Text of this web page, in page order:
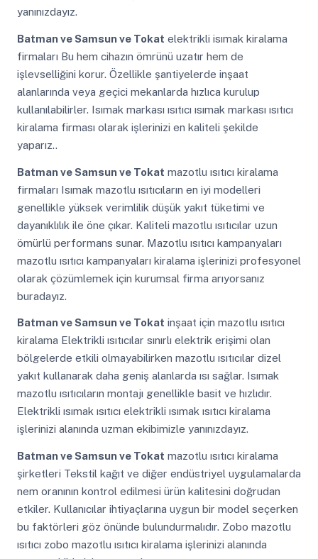
yanınızdayız.
Batman ve Samsun ve Tokat elektrikli isımak kiralama
firmaları Bu hem cihazın ömrünü uzatır hem de
işlevselliğini korur. Özellikle şantiyelerde inşaat
alanlarında veya geçici mekanlarda hızlıca kurulup
kullanılabilirler. Isımak markası ısıtıcı ısımak markası ısıtıcı
kiralama firması olarak işlerinizi en kaliteli şekilde
yaparız..
Batman ve Samsun ve Tokat mazotlu ısıtıcı kiralama
firmaları Isımak mazotlu ısıtıcıların en iyi modelleri
genellikle yüksek verimlilik düşük yakıt tüketimi ve
dayanıklılık ile öne çıkar. Kaliteli mazotlu ısıtıcılar uzun
ömürlü performans sunar. Mazotlu ısıtıcı kampanyaları
mazotlu ısıtıcı kampanyaları kiralama işlerinizi profesyonel
olarak çözümlemek için kurumsal firma arıyorsanız
buradayız.
Batman ve Samsun ve Tokat inşaat için mazotlu ısıtıcı
kiralama Elektrikli ısıtıcılar sınırlı elektrik erişimi olan
bölgelerde etkili olmayabilirken mazotlu ısıtıcılar dizel
yakıt kullanarak daha geniş alanlarda ısı sağlar. Isımak
mazotlu ısıtıcıların montajı genellikle basit ve hızlıdır.
Elektrikli ısımak ısıtıcı elektrikli ısımak ısıtıcı kiralama
işlerinizi alanında uzman ekibimizle yanınızdayız.
Batman ve Samsun ve Tokat mazotlu ısıtıcı kiralama
şirketleri Tekstil kağıt ve diğer endüstriyel uygulamalarda
nem oranının kontrol edilmesi ürün kalitesini doğrudan
etkiler. Kullanıcılar ihtiyaçlarına uygun bir model seçerken
bu faktörleri göz önünde bulundurmalıdır. Zobo mazotlu
ısıtıcı zobo mazotlu ısıtıcı kiralama işlerinizi alanında